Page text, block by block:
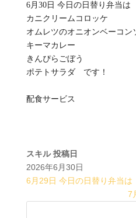
6月30日 今日の日替り弁当は
カニクリームコロッケ
オムレツのオニオンベーコン
キーマカレー
きんぴらごぼう
ポテトサラダ です！
配食サービス
スキル 投稿日
2026年6月30日
6月29日 今日の日替り弁当は
7